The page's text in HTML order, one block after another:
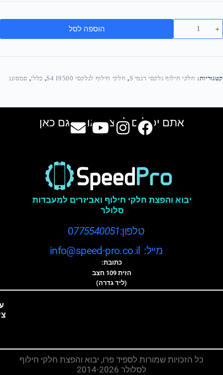
הוספה לסל
קטגוריות: חלקי חילוף גלקסי דגמי S , חלקי חילוף לגלקסי S4 I9500 , כללי, סמסונג
אתם יכולים למצוא אותנו גם כאן
יבוא והפצת חלקי חילוף ואביזרים למעבדות
סלולר
טלפון:0775540051
מייל: info@speed-pro.co.il
כתובת:
הזית 109 חצב
(ליד גדרה)
כל הזכויות שמורות לספיד פרו, יבוא והפצת חלקי חילוף
לסלולר 2014-2026